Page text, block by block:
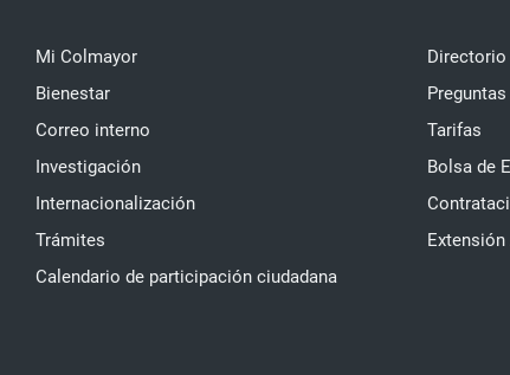
Mi Colmayor
Bienestar
Correo interno
Investigación
Internacionalización
Trámites
Calendario de participación ciudadana
Tarifas
Bolsa de